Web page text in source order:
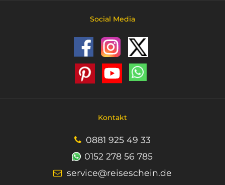
Social Media
Kontakt
0881 925 49 33
0152 278 56 785
service@reiseschein.de